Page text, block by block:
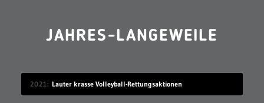
JAHRES-LANGEWEILE
2021 Lauter krasse Volleyball-Rettungsaktionen